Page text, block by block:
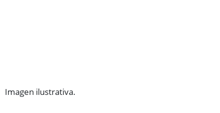
Imagen ilustrativa.